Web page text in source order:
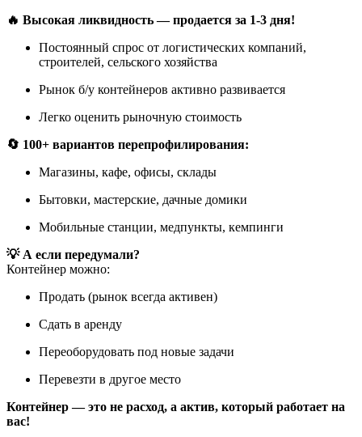
🔥 Высокая ликвидность — продается за 1-3 дня!
Постоянный спрос от логистических компаний,
строителей, сельского хозяйства
Рынок б/у контейнеров активно развивается
Легко оценить рыночную стоимость
🔄 100+ вариантов перепрофилирования:
Магазины, кафе, офисы, склады
Бытовки, мастерские, дачные домики
Мобильные станции, медпункты, кемпинги
💡 А если передумали?
Контейнер можно:
Продать (рынок всегда активен)
Сдать в аренду
Переоборудовать под новые задачи
Перевезти в другое место
Контейнер — это не расход, а актив, который работает на
вас!